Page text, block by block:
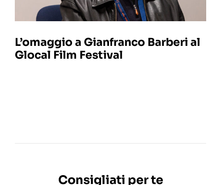
L’omaggio a Gianfranco Barberi al
Glocal Film Festival
Consigliati per te